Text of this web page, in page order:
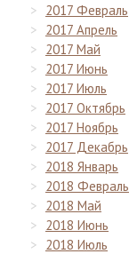
2017 Февраль
2017 Апрель
2017 Май
2017 Июнь
2017 Июль
2017 Октябрь
2017 Ноябрь
2017 Декабрь
2018 Январь
2018 Февраль
2018 Май
2018 Июнь
2018 Июль